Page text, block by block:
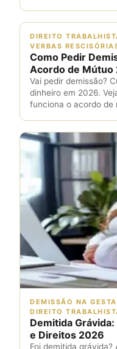
DIREITO
VERBAS
Como Pedir
Acordo de Mútuo
Vai pedir demissão?
dinheiro em 2026.
funciona o acordo
DEMISSÃO NA
DIREITO
Demitida
e Direitos 2026
Foi demitida